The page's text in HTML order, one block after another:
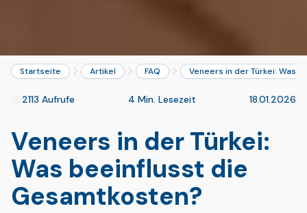
Startseite Artikel FAQ Veneers in der Türkei: Was
2113 Aufrufe 4 Min. Lesezeit 18.01.2026
Veneers in der Türkei:
Was beeinflusst die
Gesamtkosten?